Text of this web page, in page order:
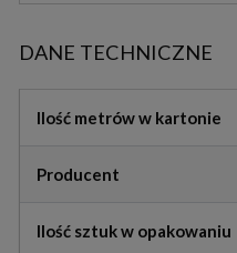
DANE TECHNICZNE
Ilość metrów w kartonie
Producent
Ilość sztuk w opakowaniu